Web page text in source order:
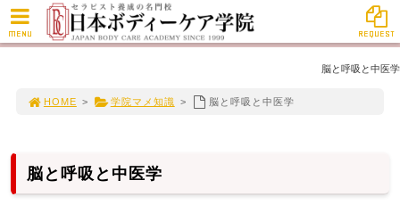
脳と呼吸と中医学
HOME > 学院マメ知識 > 脳と呼吸と中医学
脳と呼吸と中医学
MENU REQUEST